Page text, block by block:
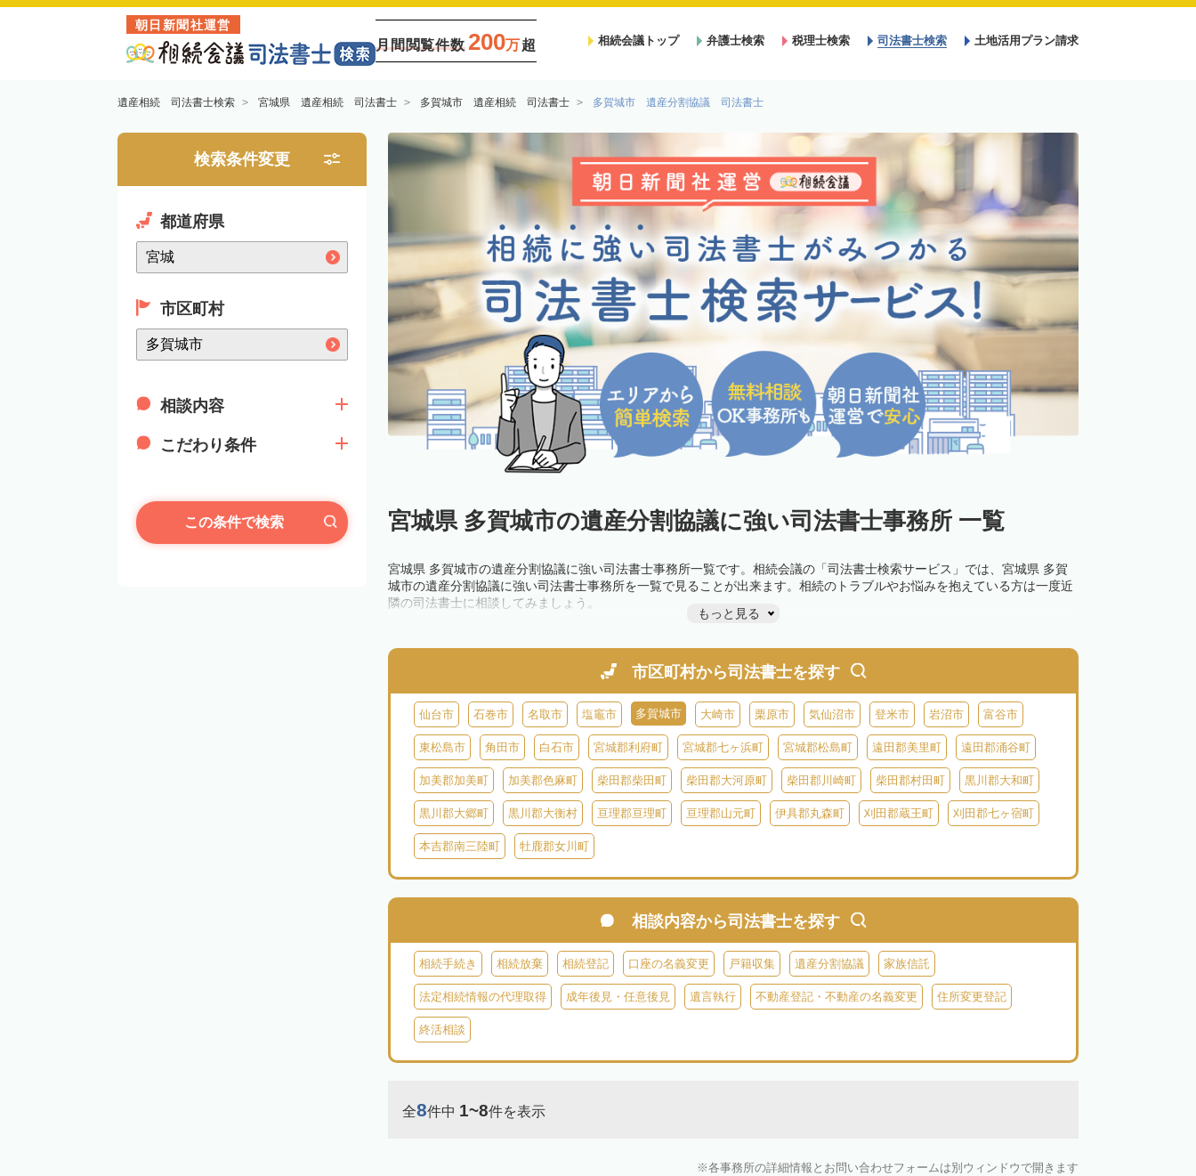
朝日新聞社運営
月間閲覧件数 200万超 相続会議トップ 弁護士検索 税理士検索 司法書士検索 土地活用プラン請求
遺産相続 司法書士検索 宮城県 遺産相続 司法書士 多賀城市 遺産相続 司法書士 多賀城市 遺産分割協議 司法書士
検索条件変更
都道府県
市区町村
相談内容
こだわり条件
この条件で検索 宮城県 多賀城市の遺産分割協議に強い司法書士事務所 一覧
宮城県 多賀城市の遺産分割協議に強い司法書士事務所一覧です。相続会議の「司法書士検索サービス」では、宮城県 多賀
城市の遺産分割協議に強い司法書士事務所を一覧で見ることが出来ます。相続のトラブルやお悩みを抱えている方は一度近
隣の司法書士に相談してみましょう。
もっと見る
市区町村から司法書士を探す
仙台市 石巻市 名取市 塩竈市 多賀城市 大崎市 栗原市 気仙沼市 登米市 岩沼市 富谷市
東松島市 角田市 白石市 宮城郡利府町 宮城郡七ヶ浜町 宮城郡松島町 遠田郡美里町 遠田郡涌谷町
加美郡加美町 加美郡色麻町 柴田郡柴田町 柴田郡大河原町 柴田郡川崎町 柴田郡村田町 黒川郡大和町
黒川郡大郷町 黒川郡大衡村 亘理郡亘理町 亘理郡山元町 伊具郡丸森町 刈田郡蔵王町 刈田郡七ヶ宿町
本吉郡南三陸町 牡鹿郡女川町
相談内容から司法書士を探す
相続手続き 相続放棄 相続登記 口座の名義変更 戸籍収集 遺産分割協議 家族信託
法定相続情報の代理取得 成年後見・任意後見 遺言執行 不動産登記・不動産の名義変更 住所変更登記
終活相談
全8件中 1~8件を表示
各事務所の詳細情報とお問い合わせフォームは別ウィンドウで開きます